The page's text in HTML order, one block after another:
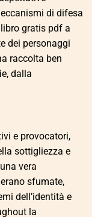
di difesa
gratis pdf a
dei personaggi
raccolta ben
dalla
e provocatori,
sottigliezza e
vera
sfumate,
dell’identità e
la